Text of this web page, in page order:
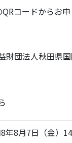
QRコードからお申
団法人秋田県国
年8月7日（金）